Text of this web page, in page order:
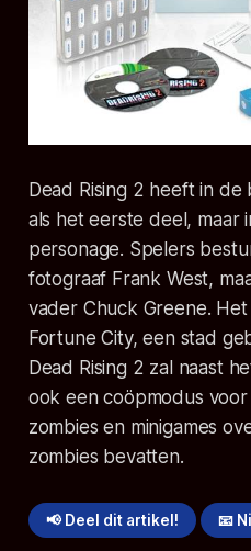
Dead Rising 2 heeft in
als het eerste deel,
personage. Spelers
fotograaf Frank West,
vader Chuck Greene.
Fortune City, een stad
Dead Rising 2 zal naast
ook een coöpmodus
zombies en minigames
zombies bevatten.
📢 Deel dit artikel! 📧